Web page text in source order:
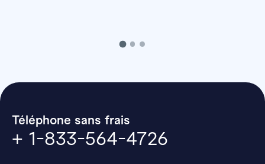
Téléphone sans frais
+ 1-833-564-4726